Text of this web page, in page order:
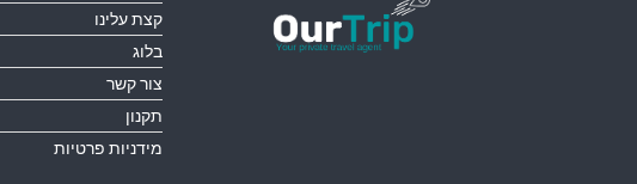
קצת עלינו
בלוג
צור קשר
תקנון
מידניות פרטיות